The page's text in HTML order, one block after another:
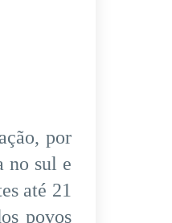
por
no sul e
até 21
povos